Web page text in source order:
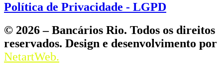
Política de Privacidade - LGPD
© 2026 – Bancários Rio. Todos os direitos
reservados. Design e desenvolvimento por
NetartWeb.